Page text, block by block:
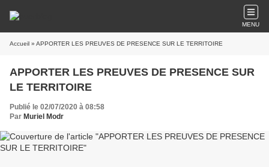
MENU
Accueil » APPORTER LES PREUVES DE PRESENCE SUR LE TERRITOIRE
APPORTER LES PREUVES DE PRESENCE SUR
LE TERRITOIRE
Publié le 02/07/2020 à 08:58
Par Muriel Modr